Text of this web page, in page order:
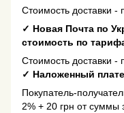
Стоимость доставки -
✓ Новая Почта по
стоимость по
Стоимость доставки -
✓ Наложенный
Покупатель-
2% + 20 грн от суммы